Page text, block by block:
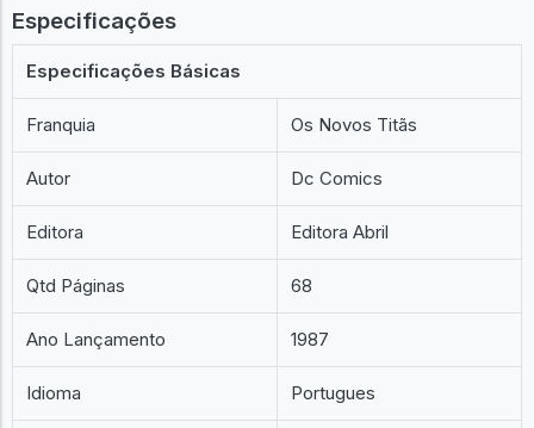
Especificações
Especificações Básicas
Franquia Os Novos Titãs
Autor Dc Comics
Editora Editora Abril
Qtd Páginas 68
Ano Lançamento 1987
Idioma Portugues